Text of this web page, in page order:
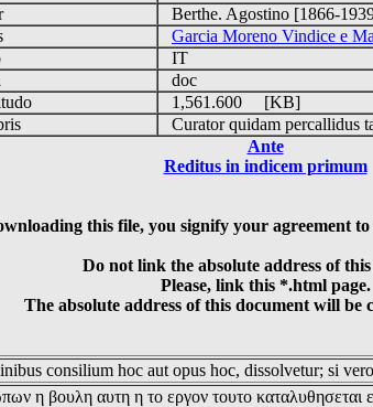
Berthe. Agostino [1866-
Garcia Moreno Vindice e
IT
doc
1,561.600 [KB]
Curator quidam percallidus
Ante
Reditus in indicem primum
this file, you signify your agreement
Do not link the absolute address of
Please, link this *.html page.
The absolute address of this document will be
consilium hoc aut opus hoc, dissolvetur; si
η βουλη αυτη η το εργον τουτο καταλυθησεται